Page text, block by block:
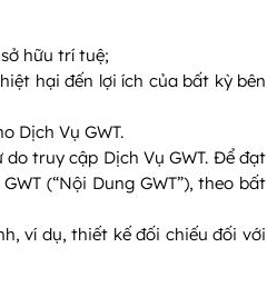
hữu trí tuệ;
hại đến lợi ích của bất kỳ bên
Dịch Vụ GWT.
truy cập Dịch Vụ GWT. Để đạt
(“Nội Dung GWT”), theo bất
ví dụ, thiết kế đối chiếu đối với